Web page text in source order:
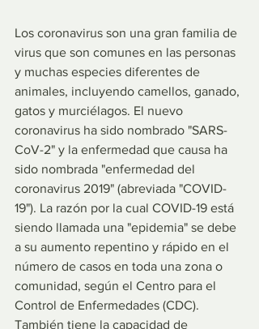
Los coronavirus son una gran familia de
virus que son comunes en las personas
y muchas especies diferentes de
animales, incluyendo camellos, ganado,
gatos y murciélagos. El nuevo
coronavirus ha sido nombrado "SARS-
CoV-2" y la enfermedad que causa ha
sido nombrada "enfermedad del
coronavirus 2019" (abreviada "COVID-
19"). La razón por la cual COVID-19 está
siendo llamada una "epidemia" se debe
a su aumento repentino y rápido en el
número de casos en toda una zona o
comunidad, según el Centro para el
Control de Enfermedades (CDC).
También tiene la capacidad de